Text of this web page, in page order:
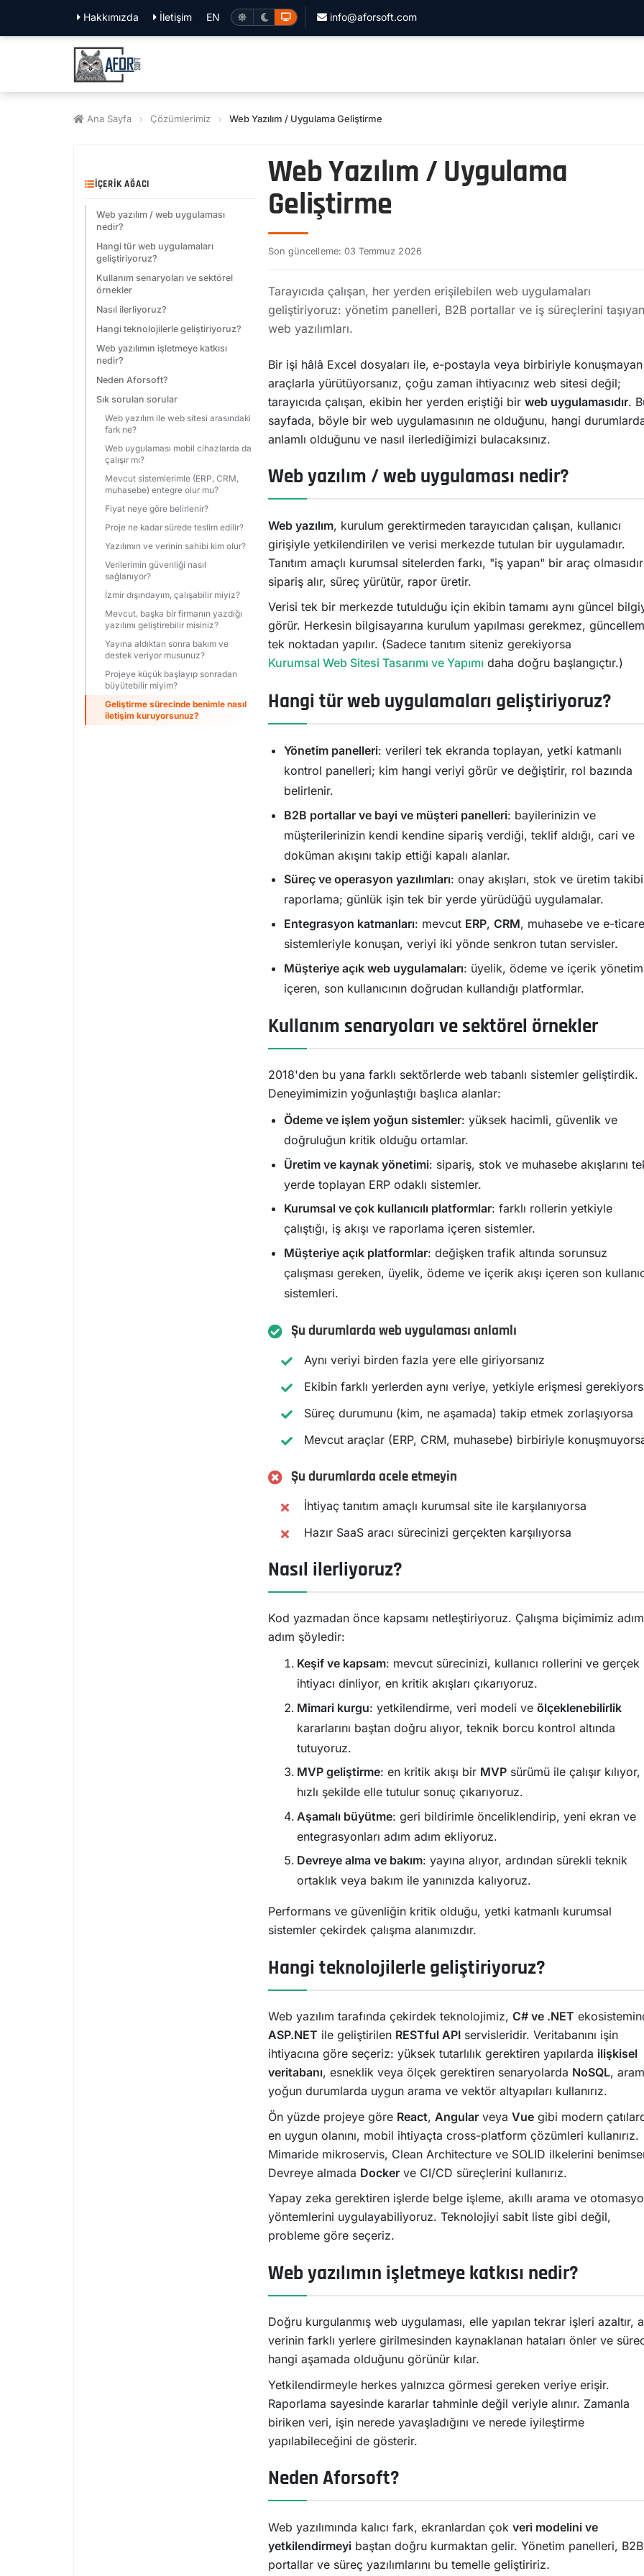
Hakkımızda İletişim EN info@aforsoft.com
Ana Sayfa Çözümlerimiz Web Yazılım / Uygulama Geliştirme
İÇERIK AĞACI
Web yazılım / web uygulaması
nedir?
Hangi tür web uygulamaları
geliştiriyoruz?
Kullanım senaryoları ve sektörel
örnekler
Nasıl ilerliyoruz?
Hangi teknolojilerle geliştiriyoruz?
Web yazılımın işletmeye katkısı
nedir?
Neden Aforsoft?
Sık sorulan sorular
Web yazılım ile web sitesi arasındaki
fark ne?
Web uygulaması mobil cihazlarda da
çalışır mı?
Mevcut sistemlerimle (ERP, CRM,
muhasebe) entegre olur mu?
Fiyat neye göre belirlenir?
Proje ne kadar sürede teslim edilir?
Yazılımın ve verinin sahibi kim olur?
Verilerimin güvenliği nasıl
sağlanıyor?
İzmir dışındayım, çalışabilir miyiz?
Mevcut, başka bir firmanın yazdığı
yazılımı geliştirebilir misiniz?
Yayına aldıktan sonra bakım ve
destek veriyor musunuz?
Projeye küçük başlayıp sonradan
büyütebilir miyim?
Geliştirme sürecinde benimle nasıl
iletişim kuruyorsunuz?
Web Yazılım / Uygulama
Geliştirme
Son güncelleme: 03 Temmuz 2026
Tarayıcıda çalışan, her yerden erişilebilen web uygulamaları
geliştiriyoruz: yönetim panelleri, B2B portallar ve iş süreçlerini taşıyan
web yazılımları.
Bir işi hâlâ Excel dosyaları ile, e-postayla veya birbiriyle konuşmayan
araçlarla yürütüyorsanız, çoğu zaman ihtiyacınız web sitesi değil;
tarayıcıda çalışan, ekibin her yerden eriştiği bir web uygulamasıdır.
sayfada, böyle bir web uygulamasının ne olduğunu, hangi
anlamlı olduğunu ve nasıl ilerlediğimizi bulacaksınız.
Web yazılım / web uygulaması nedir?
Web yazılım, kurulum gerektirmeden tarayıcıdan çalışan, kullanıcı
girişiyle yetkilendirilen ve verisi merkezde tutulan bir uygulamadır.
Tanıtım amaçlı kurumsal sitelerden farkı, "iş yapan" bir araç
sipariş alır, süreç yürütür, rapor üretir.
Verisi tek bir merkezde tutulduğu için ekibin tamamı aynı güncel
görür. Herkesin bilgisayarına kurulum yapılması gerekmez,
tek noktadan yapılır. (Sadece tanıtım siteniz gerekiyorsa
Kurumsal Web Sitesi Tasarımı ve Yapımı daha doğru başlangıçtır.)
Hangi tür web uygulamaları geliştiriyoruz?
Yönetim panelleri: verileri tek ekranda toplayan, yetki katmanlı
kontrol panelleri; kim hangi veriyi görür ve değiştirir, rol bazında
belirlenir.
B2B portallar ve bayi ve müşteri panelleri: bayilerinizin ve
müşterilerinizin kendi kendine sipariş verdiği, teklif aldığı, cari ve
doküman akışını takip ettiği kapalı alanlar.
Süreç ve operasyon yazılımları: onay akışları, stok ve üretim
raporlama; günlük işin tek bir yerde yürüdüğü uygulamalar.
Entegrasyon katmanları: mevcut ERP,CRM, muhasebe ve e-
sistemleriyle konuşan, veriyi iki yönde senkron tutan servisler.
Müşteriye açık web uygulamaları: üyelik, ödeme ve içerik
içeren, son kullanıcının doğrudan kullandığı platformlar.
Kullanım senaryoları ve sektörel örnekler
2018'den bu yana farklı sektörlerde web tabanlı sistemler geliştirdik.
Deneyimimizin yoğunlaştığı başlıca alanlar:
Ödeme ve işlem yoğun sistemler: yüksek hacimli, güvenlik ve
doğruluğun kritik olduğu ortamlar.
Üretim ve kaynak yönetimi: sipariş, stok ve muhasebe akışlarını
yerde toplayan ERP odaklı sistemler.
Kurumsal ve çok kullanıcılı platformlar: farklı rollerin yetkiyle
çalıştığı, iş akışı ve raporlama içeren sistemler.
Müşteriye açık platformlar: değişken trafik altında sorunsuz
çalışması gereken, üyelik, ödeme ve içerik akışı içeren son
sistemleri.
Şu durumlarda web uygulaması anlamlı
Aynı veriyi birden fazla yere elle giriyorsanız
Ekibin farklı yerlerden aynı veriye, yetkiyle erişmesi
Süreç durumunu (kim, ne aşamada) takip etmek zorlaşıyorsa
Mevcut araçlar (ERP, CRM, muhasebe) birbiriyle
Şu durumlarda acele etmeyin
İhtiyaç tanıtım amaçlı kurumsal site ile karşılanıyorsa
Hazır SaaS aracı sürecinizi gerçekten karşılıyorsa
Nasıl ilerliyoruz?
Kod yazmadan önce kapsamı netleştiriyoruz. Çalışma biçimimiz adım
adım şöyledir:
Keşif ve kapsam: mevcut sürecinizi, kullanıcı rollerini ve gerçek
ihtiyacı dinliyor, en kritik akışları çıkarıyoruz.
Mimari kurgu: yetkilendirme, veri modeli ve ölçeklenebilirlik
kararlarını baştan doğru alıyor, teknik borcu kontrol altında
tutuyoruz.
MVP geliştirme: en kritik akışı bir MVPsürümü ile çalışır kılıyor,
hızlı şekilde elle tutulur sonuç çıkarıyoruz.
Aşamalı büyütme: geri bildirimle önceliklendirip, yeni ekran ve
entegrasyonları adım adım ekliyoruz.
Devreye alma ve bakım: yayına alıyor, ardından sürekli teknik
ortaklık veya bakım ile yanınızda kalıyoruz.
Performans ve güvenliğin kritik olduğu, yetki katmanlı kurumsal
sistemler çekirdek çalışma alanımızdır.
Hangi teknolojilerle geliştiriyoruz?
Web yazılım tarafında çekirdek teknolojimiz, C# ve .NET
ASP.NET ile geliştirilen RESTful APIservisleridir. Veritabanını işin
ihtiyacına göre seçeriz: yüksek tutarlılık gerektiren yapılarda ilişkisel
veritabanı, esneklik veya ölçek gerektiren senaryolarda NoSQL,
yoğun durumlarda uygun arama ve vektör altyapıları kullanırız.
Ön yüzde projeye göre React, Angularveya Vuegibi modern
en uygun olanını, mobil ihtiyaçta cross-platform çözümleri kullanırız.
Mimaride mikroservis, Clean Architecture ve SOLID ilkelerini
Devreye almada Dockerve CI/CD süreçlerini kullanırız.
Yapay zeka gerektiren işlerde belge işleme, akıllı arama ve
yöntemlerini uygulayabiliyoruz. Teknolojiyi sabit liste gibi değil,
probleme göre seçeriz.
Web yazılımın işletmeye katkısı nedir?
Doğru kurgulanmış web uygulaması, elle yapılan tekrar işleri azaltır,
verinin farklı yerlere girilmesinden kaynaklanan hataları önler ve
hangi aşamada olduğunu görünür kılar.
Yetkilendirmeyle herkes yalnızca görmesi gereken veriye erişir.
Raporlama sayesinde kararlar tahminle değil veriyle alınır. Zamanla
biriken veri, işin nerede yavaşladığını ve nerede iyileştirme
yapılabileceğini de gösterir.
Neden Aforsoft?
Web yazılımında kalıcı fark, ekranlardan çok veri modelini ve
yetkilendirmeyibaştan doğru kurmaktan gelir. Yönetim panelleri, B2B
portallar ve süreç yazılımlarını bu temelle geliştiririz.